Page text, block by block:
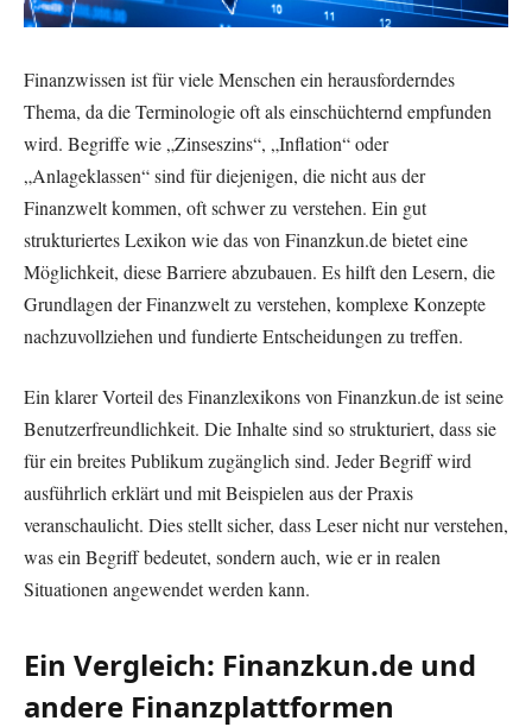
Finanzwissen ist für viele Menschen ein herausforderndes
Thema, da die Terminologie oft als einschüchternd empfunden
wird. Begriffe wie „Zinseszins“, „Inflation“ oder
„Anlageklassen“ sind für diejenigen, die nicht aus der
Finanzwelt kommen, oft schwer zu verstehen. Ein gut
strukturiertes Lexikon wie das von Finanzkun.de bietet eine
Möglichkeit, diese Barriere abzubauen. Es hilft den Lesern, die
Grundlagen der Finanzwelt zu verstehen, komplexe Konzepte
nachzuvollziehen und fundierte Entscheidungen zu treffen.
Ein klarer Vorteil des Finanzlexikons von Finanzkun.de ist seine
Benutzerfreundlichkeit. Die Inhalte sind so strukturiert, dass sie
für ein breites Publikum zugänglich sind. Jeder Begriff wird
ausführlich erklärt und mit Beispielen aus der Praxis
veranschaulicht. Dies stellt sicher, dass Leser nicht nur verstehen,
was ein Begriff bedeutet, sondern auch, wie er in realen
Situationen angewendet werden kann.
Ein Vergleich: Finanzkun.de und
andere Finanzplattformen